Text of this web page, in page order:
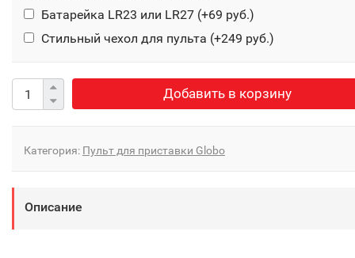
Батарейка LR23 или LR27 (+69 руб.)
Стильный чехол для пульта (+249 руб.)
Добавить в корзину
Категория: Пульт для приставки Globo
Описание